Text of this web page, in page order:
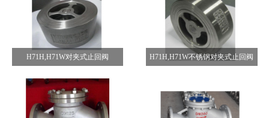
H71H,H71W对夹式止回阀 H71H,H71W不锈钢对夹式止回阀